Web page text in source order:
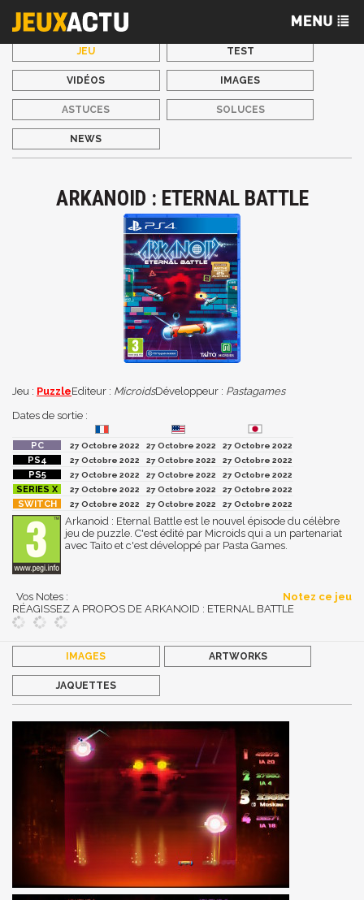
JEU TEST
VIDÉOS IMAGES
ASTUCES SOLUCES
NEWS
ARKANOID : ETERNAL BATTLE
Jeu : PuzzleEditeur : MicroidsDéveloppeur : Pastagames
Dates de sortie :
27 Octobre 2022 27 Octobre 2022
27 Octobre 2022
27 Octobre 2022
27 Octobre 2022
27 Octobre 2022
27 Octobre 2022
27 Octobre 2022
27 Octobre 2022
27 Octobre 2022
27 Octobre 2022
27 Octobre 2022
27 Octobre 2022
27 Octobre 2022 27 Octobre 2022
Arkanoid : Eternal Battle est le nouvel épisode du célèbre
jeu de puzzle. C'est édité par Microids qui a un partenariat
avec Taito et c'est développé par Pasta Games.
Vos Notes :
Notez ce jeu
RÉAGISSEZ A PROPOS DE ARKANOID : ETERNAL BATTLE
IMAGES ARTWORKS
JAQUETTES